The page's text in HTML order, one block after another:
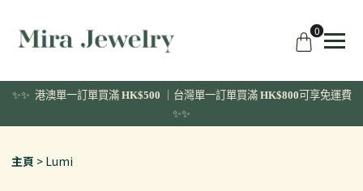
0
✨✨ 港澳單一訂單買滿 HK$500 ｜台灣單一訂單買滿 HK$800 可享免運費
✨✨
主頁 Lumi